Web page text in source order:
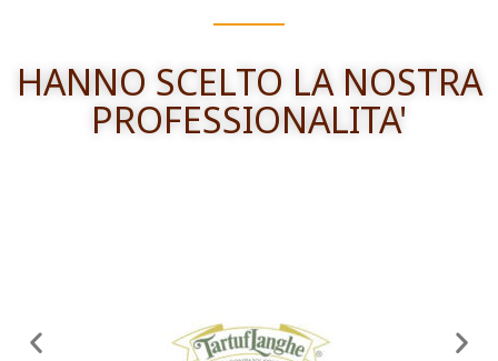
HANNO SCELTO LA NOSTRA
PROFESSIONALITA'